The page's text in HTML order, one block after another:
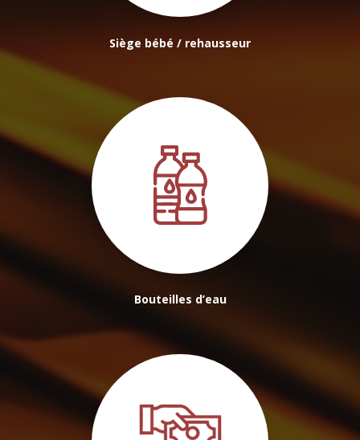
Siège bébé / rehausseur
Bouteilles d’eau